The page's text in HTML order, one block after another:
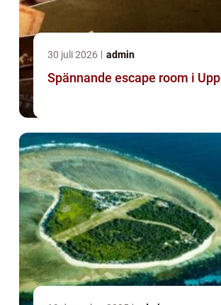
30 juli 2026 admin
Spännande escape room i